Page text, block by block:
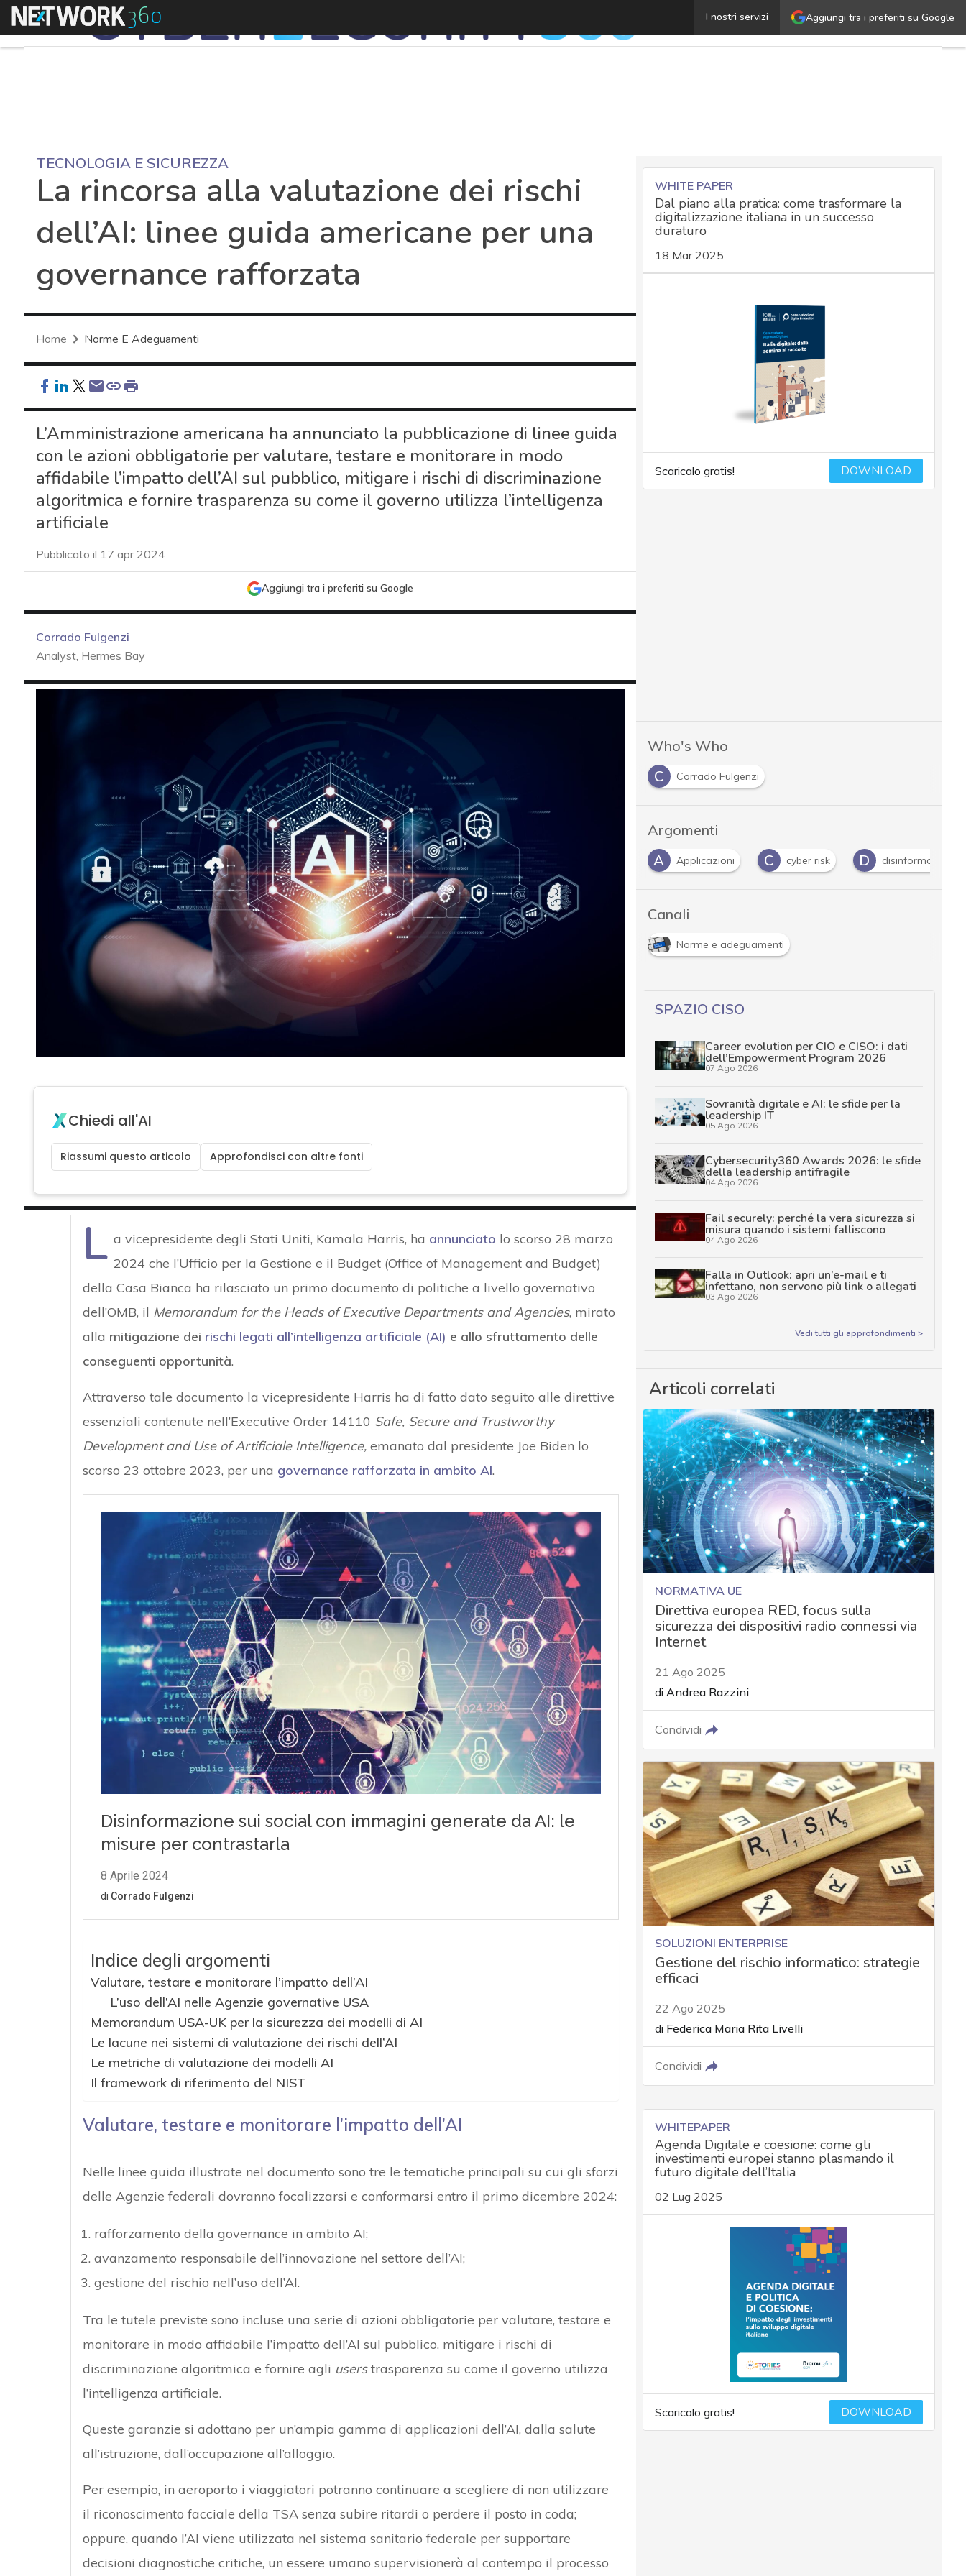
Aggiungi tra i preferiti su Google
I nostri servizi
Menu La rincorsa alla valutazione dei rischi dell’AI: linee
TECNOLOGIA E SICUREZZA
La rincorsa alla valutazione dei rischi
dell’AI: linee guida americane per una
governance rafforzata
Home Norme E Adeguamenti
L’Amministrazione americana ha annunciato la pubblicazione di linee guida
con le azioni obbligatorie per valutare, testare e monitorare in modo
affidabile l’impatto dell’AI sul pubblico, mitigare i rischi di discriminazione
algoritmica e fornire trasparenza su come il governo utilizza l’intelligenza
artificiale
Pubblicato il 17 apr 2024
Aggiungi tra i preferiti su Google
Corrado Fulgenzi
Analyst, Hermes Bay
Chiedi all'AI
Riassumi questo articolo Approfondisci con altre fonti
L a vicepresidente degli Stati Uniti, Kamala Harris, ha annunciato lo scorso 28 marzo
2024 che l’Ufficio per la Gestione e il Budget (Office of Management and Budget)
della Casa Bianca ha rilasciato un primo documento di politiche a livello governativo
dell’OMB, il Memorandum for the Heads of Executive Departments and Agencies, mirato
alla mitigazione dei rischi legati all’intelligenza artificiale (AI) e allo sfruttamento delle
conseguenti opportunità.
Attraverso tale documento la vicepresidente Harris ha di fatto dato seguito alle direttive
essenziali contenute nell’Executive Order 14110 Safe, Secure and Trustworthy
Development and Use of Artificiale Intelligence,emanato dal presidente Joe Biden lo
scorso 23 ottobre 2023, per una governance rafforzata in ambito AI.
Indice degli argomenti
Valutare, testare e monitorare l’impatto dell’AI
L’uso dell’AI nelle Agenzie governative USA
Memorandum USA-UK per la sicurezza dei modelli di AI
Le lacune nei sistemi di valutazione dei rischi dell’AI
Le metriche di valutazione dei modelli AI
Il framework di riferimento del NIST
Valutare, testare e monitorare l’impatto dell’AI
Nelle linee guida illustrate nel documento sono tre le tematiche principali su cui gli sforzi
delle Agenzie federali dovranno focalizzarsi e conformarsi entro il primo dicembre 2024:
rafforzamento della governance in ambito AI;
avanzamento responsabile dell’innovazione nel settore dell’AI;
gestione del rischio nell’uso dell’AI.
Tra le tutele previste sono incluse una serie di azioni obbligatorie per valutare, testare e
monitorare in modo affidabile l’impatto dell’AI sul pubblico, mitigare i rischi di
discriminazione algoritmica e fornire agli userstrasparenza su come il governo utilizza
l’intelligenza artificiale.
Queste garanzie si adottano per un’ampia gamma di applicazioni dell’AI, dalla salute
all’istruzione, dall’occupazione all’alloggio.
Per esempio, in aeroporto i viaggiatori potranno continuare a scegliere di non utilizzare
il riconoscimento facciale della TSA senza subire ritardi o perdere il posto in coda;
oppure, quando l’AI viene utilizzata nel sistema sanitario federale per supportare
decisioni diagnostiche critiche, un essere umano supervisionerà al contempo il processo
WHITE PAPER
Dal piano alla pratica: come trasformare la
digitalizzazione italiana in un successo
duraturo
18 Mar 2025
Scaricalo gratis! DOWNLOAD
Who's Who
C
Corrado Fulgenzi
Argomenti
AI Act C cyber risk D disinformazione G guida
Canali
Norme e adeguamenti
SPAZIO CISO
Career evolution per CIO e CISO: i dati
dell’Empowerment Program 2026
07 Ago 2026
Sovranità digitale e AI: le sfide per la
leadership IT
05 Ago 2026
Cybersecurity360 Awards 2026: le sfide
della leadership antifragile
04 Ago 2026
Fail securely: perché la vera sicurezza si
misura quando i sistemi falliscono
04 Ago 2026
Falla in Outlook: apri un’e-mail e ti
infettano, non servono più link o allegati
03 Ago 2026
Vedi tutti gli approfondimenti >
Articoli correlati
NORMATIVA UE
Direttiva europea RED, focus sulla
sicurezza dei dispositivi radio connessi via
Internet
21 Ago 2025
di Andrea Razzini
Condividi
SOLUZIONI ENTERPRISE
Gestione del rischio informatico: strategie
efficaci
22 Ago 2025
di Federica Maria Rita Livelli
Condividi
WHITEPAPER
Agenda Digitale e coesione: come gli
investimenti europei stanno plasmando il
futuro digitale dell’Italia
02 Lug 2025
Scaricalo gratis! DOWNLOAD